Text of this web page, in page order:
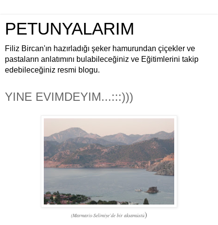
PETUNYALARIM
Filiz Bircan'ın hazırladığı şeker hamurundan çiçekler ve
pastaların anlatımını bulabileceğiniz ve Eğitimlerini takip
edebileceğiniz resmi blogu.
YINE EVIMDEYIM...:::)))
(Marmaris-Selimiye`de bir aksamüstü)